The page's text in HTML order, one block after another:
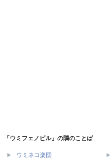
「ウミフェノビル」の隣のことば
ウミネコ楽団